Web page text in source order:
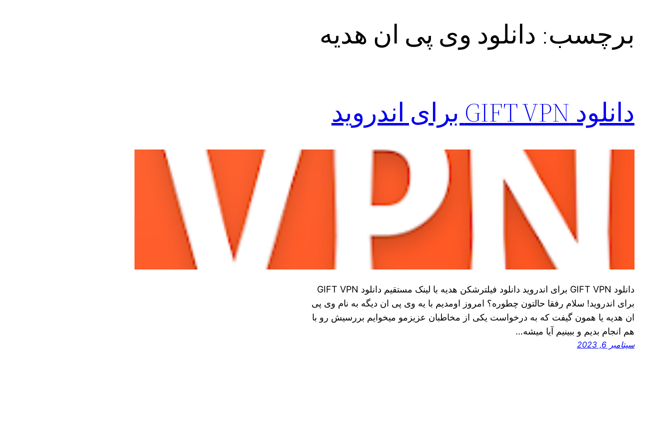
برچسب: دانلود وی پی ان هدیه
دانلود GIFT VPN برای اندروید
دانلود GIFT VPN برای اندروید دانلود فیلترشکن هدیه با لینک مستقیم دانلود GIFT VPN
برای اندروید! سلام رفقا حالتون چطوره؟ امروز اومدیم با یه وی پی ان دیگه به نام وی پی
ان هدیه یا همون گیفت که به درخواست یکی از مخاطبان عزیزمو میخوایم بررسیش رو با
هم انجام بدیم و ببینیم آیا میشه…
سپتامبر 6, 2023